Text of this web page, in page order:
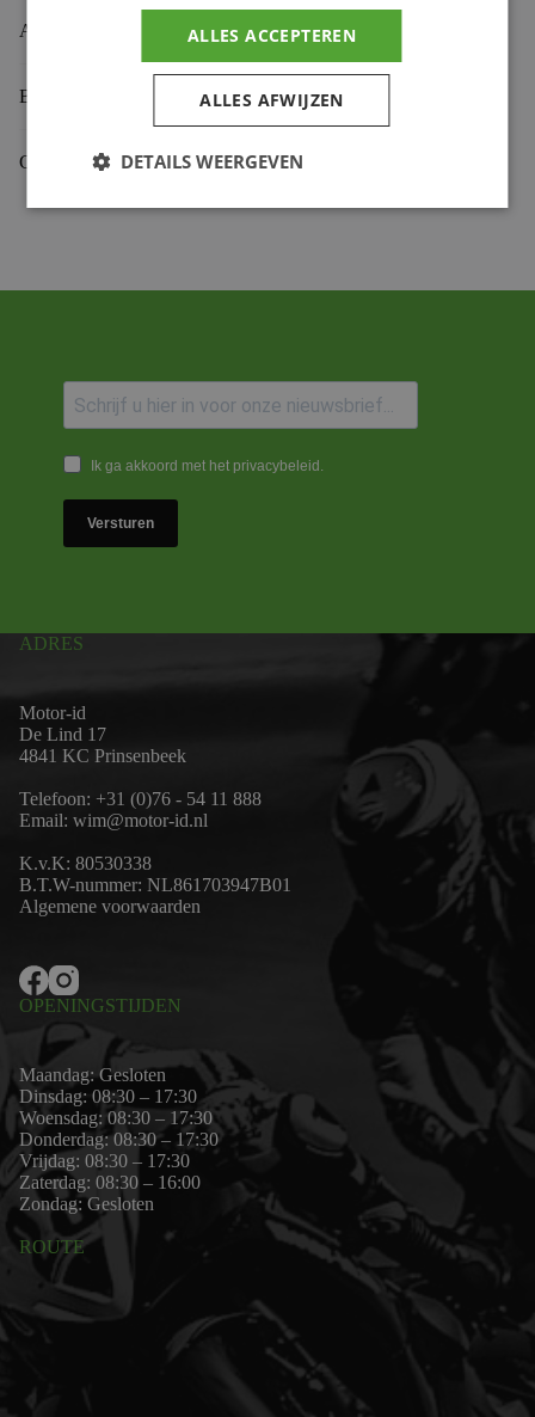
Aanvullende informatie
Beoordelingen (0)
Gekoppelde Motoren
Ik ga akkoord met het privacybeleid.
Versturen
ADRES
Motor-id
De Lind 17
4841 KC Prinsenbeek
Telefoon: +31 (0)76 - 54 11 888
Email: wim@motor-id.nl
K.v.K: 80530338
B.T.W-nummer: NL861703947B01
Algemene voorwaarden
OPENINGSTIJDEN
Maandag: Gesloten
Dinsdag: 08:30 – 17:30
Woensdag: 08:30 – 17:30
Donderdag: 08:30 – 17:30
Vrijdag: 08:30 – 17:30
Zaterdag: 08:30 – 16:00
Zondag: Gesloten
ROUTE
ALLES ACCEPTEREN
ALLES AFWIJZEN
DETAILS WEERGEVEN